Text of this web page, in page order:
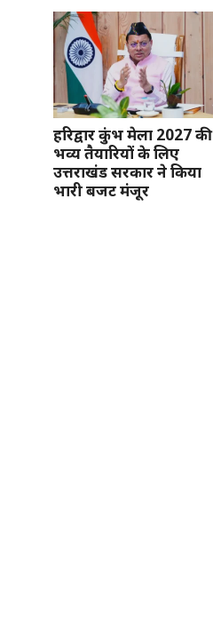
हरिद्वार कुंभ मेला 2027 की
भव्य तैयारियों के लिए
उत्तराखंड सरकार ने किया
भारी बजट मंजूर